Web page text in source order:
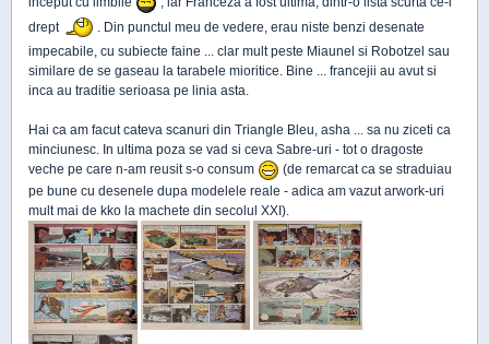
drept
. Din punctul meu de vedere, erau niste benzi desenate
impecabile, cu subiecte faine ... clar mult peste Miaunel si Robotzel sau
similare de se gaseau la tarabele mioritice. Bine ... francejii au avut si
inca au traditie serioasa pe linia asta.
Hai ca am facut cateva scanuri din Triangle Bleu, asha ... sa nu ziceti ca
minciunesc. In ultima poza se vad si ceva Sabre-uri - tot o dragoste
veche pe care n-am reusit s-o consum
(de remarcat ca se straduiau
pe bune cu desenele dupa modelele reale - adica am vazut arwork-uri
mult mai de kko la machete din secolul XXI).